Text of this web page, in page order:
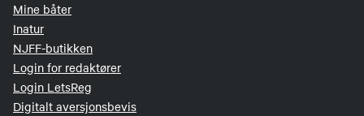
Mine båter
Inatur
NJFF-butikken
Login for redaktører
Login LetsReg
Digitalt aversjonsbevis